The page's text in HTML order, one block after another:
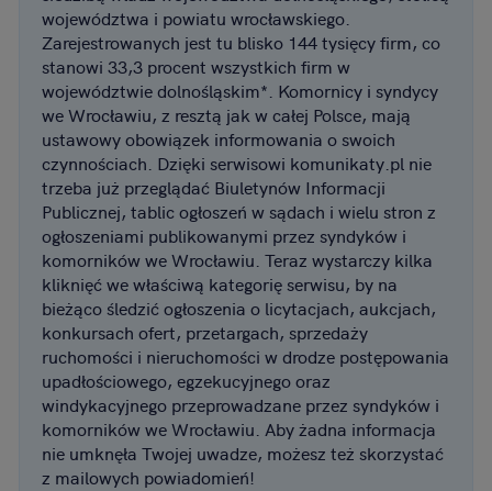
województwa i powiatu wrocławskiego.
Zarejestrowanych jest tu blisko 144 tysięcy firm, co
stanowi 33,3 procent wszystkich firm w
województwie dolnośląskim*. Komornicy i syndycy
we Wrocławiu, z resztą jak w całej Polsce, mają
ustawowy obowiązek informowania o swoich
czynnościach. Dzięki serwisowi komunikaty.pl nie
trzeba już przeglądać Biuletynów Informacji
Publicznej, tablic ogłoszeń w sądach i wielu stron z
ogłoszeniami publikowanymi przez syndyków i
komorników we Wrocławiu. Teraz wystarczy kilka
kliknięć we właściwą kategorię serwisu, by na
bieżąco śledzić ogłoszenia o licytacjach, aukcjach,
konkursach ofert, przetargach, sprzedaży
ruchomości i nieruchomości w drodze postępowania
upadłościowego, egzekucyjnego oraz
windykacyjnego przeprowadzane przez syndyków i
komorników we Wrocławiu. Aby żadna informacja
nie umknęła Twojej uwadze, możesz też skorzystać
z mailowych powiadomień!